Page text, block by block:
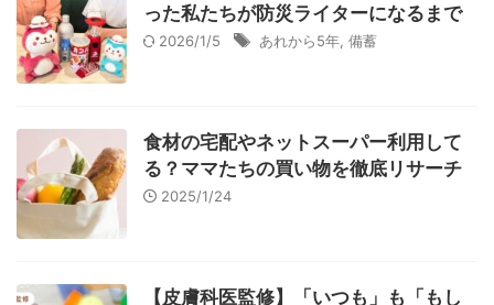
った私たちが防災ライターになるまで
2026/1/5 あれから5年, 備蓄
食材の宅配やネットスーパー利用して
る？ママたちの買い物を徹底リサーチ
2025/1/24
【皮膚科医監修】「いつも」も「もし